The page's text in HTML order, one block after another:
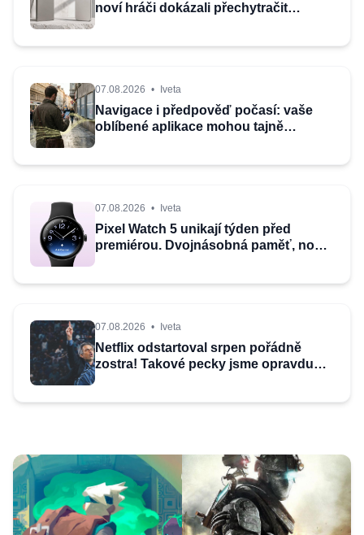
noví hráči dokázali přechytračit
07.08.2026 • Iveta
Navigace i předpověď počasí: vaše
oblíbené aplikace mohou tajně
07.08.2026 • Iveta
Pixel Watch 5 unikají týden před
premiérou. Dvojnásobná paměť, nové
07.08.2026 • Iveta
Netflix odstartoval srpen pořádně
zostra! Takové pecky jsme opravdu